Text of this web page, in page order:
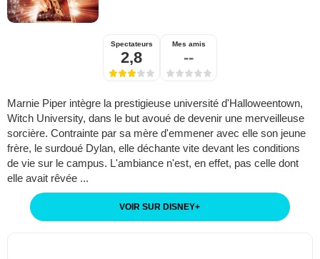
Spectateurs
2,8
Mes amis
--
Marnie Piper intègre la prestigieuse université d'Halloweentown,
Witch University, dans le but avoué de devenir une merveilleuse
sorcière. Contrainte par sa mère d'emmener avec elle son jeune
frère, le surdoué Dylan, elle déchante vite devant les conditions
de vie sur le campus. L'ambiance n'est, en effet, pas celle dont
elle avait rêvée ...
VOIR SUR DISNEY+